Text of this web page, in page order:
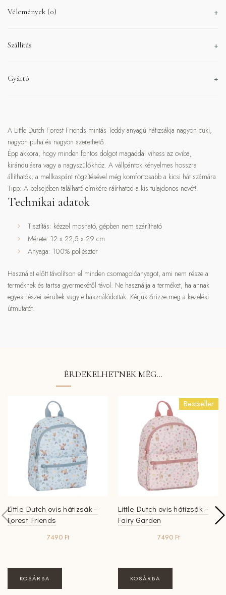
Vélemények (0)
Szállítás
Gyártó
A Little Dutch Forest Friends mintás Teddy anyagú hátizsákja nagyon cuki,
nagyon puha és nagyon szerethető.
Épp akkora, hogy minden fontos dolgot magaddal vihess az oviba,
kirándulásra vagy a nagyszülőkhöz. A vállpántok kényelmes hosszra
állíthatók, a mellkaspánt rögzítésével még komfortosabb a kicsi hát számára.
Tipp: A belsejében található címkére ráírhatod a kis tulajdonos nevét!
Technikai adatok
Tisztítás: kézzel mosható, gépben nem szárítható
Mérete: 12 x 22,5 x 29 cm
Anyaga: 100% poliészter
Használat előtt távolítson el minden csomagolóanyagot, ami nem része a
terméknek és tartsa gyermekétől távol. Ne használja a terméket, ha annak
egyes részei sérültek vagy elhasználódottak. Kérjük őrizze meg a kezelési
útmutatót.
ÉRDEKELHETNEK MÉG…
Little Dutch ovis hátizsák –
Forest Friends
7490 Ft
KOSÁRBA
Bestseller
Little Dutch ovis hátizsák –
Fairy Garden
7490 Ft
KOSÁRBA